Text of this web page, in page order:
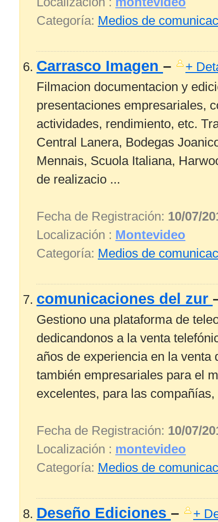
Categoría: Medios de
Carrasco Imagen – +
Filmacion documentacion y
presentaciones empresariales,
actividades, rendimiento, etc.
Central Lanera, Bodegas
Mennais, Scuola Italiana,
de realizacio ...
Fecha de Registración: 10/07/
Localización : Montevideo
Categoría: Medios de
comunicaciones del zur
Gestiono una plataforma de
dedicandonos a la venta
años de experiencia en la
también empresariales para el
excelentes, para las
Fecha de Registración: 10/07/
Localización : montevideo
Categoría: Medios de
Deseño Ediciones – +